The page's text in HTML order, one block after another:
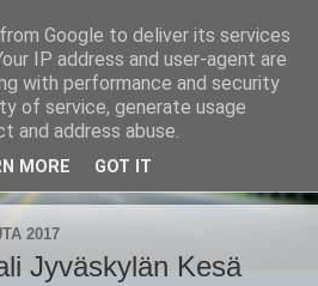
2017
Jyväskylän Kesä
Google to deliver its services
IP address and user-agent are
with performance and security
of service, generate usage
and address abuse.
MORE GOT IT